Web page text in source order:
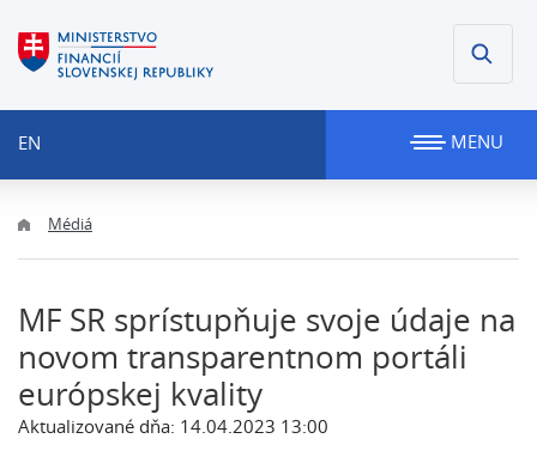
EN MENU
Médiá
MF SR sprístupňuje svoje údaje na
novom transparentnom portáli
európskej kvality
Aktualizované dňa: 14.04.2023 13:00